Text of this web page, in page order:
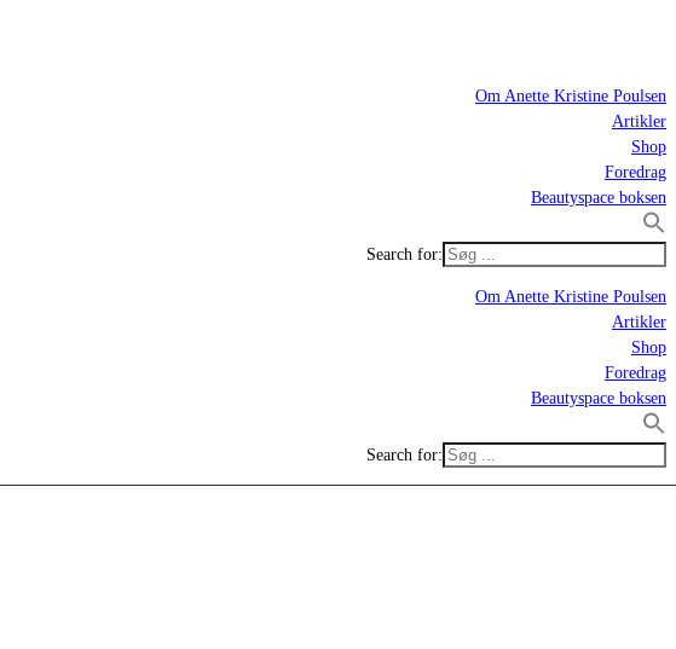
Om Anette Kristine Poulsen
Artikler
Shop
Foredrag
Beautyspace boksen
Search for:
Om Anette Kristine Poulsen
Artikler
Shop
Foredrag
Beautyspace boksen
Search for: